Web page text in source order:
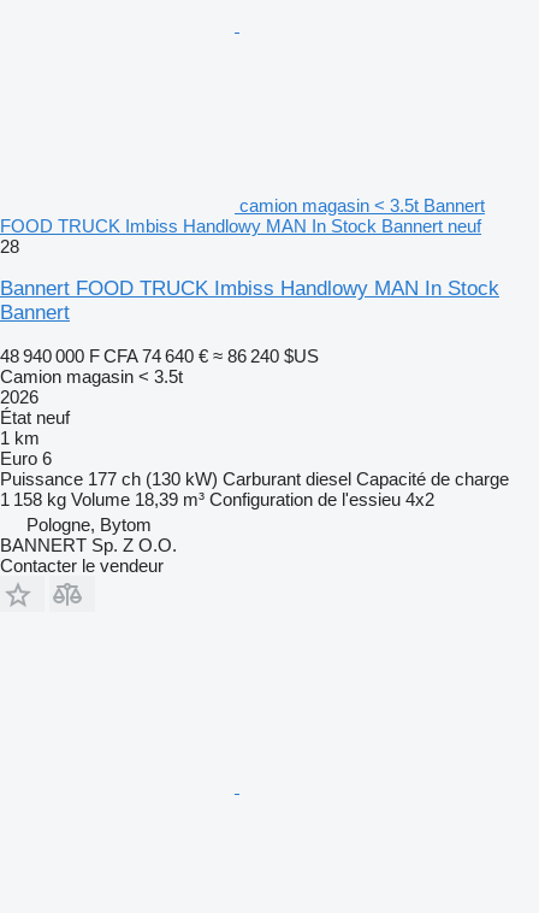
camion magasin < 3.5t Bannert
FOOD TRUCK Imbiss Handlowy MAN In Stock Bannert neuf
28
Bannert FOOD TRUCK Imbiss Handlowy MAN In Stock
Bannert
48 940 000 F CFA 74 640 € ≈ 86 240 $US
Camion magasin < 3.5t
2026
État neuf
1 km
Euro 6
Puissance 177 ch (130 kW) Carburant diesel Capacité de charge
1 158 kg Volume 18,39 m³ Configuration de l'essieu 4x2
Pologne, Bytom
BANNERT Sp. Z O.O.
Contacter le vendeur